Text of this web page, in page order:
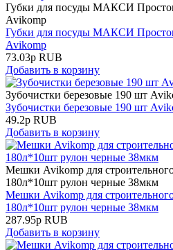
Губки для посуды МАКСИ
Avikomp
Губки для посуды МАКСИ
Avikomp
73.03р RUB
Добавить в корзину
Зубочистки березовые 190 шт
Зубочистки березовые 190 шт
49.2р RUB
Добавить в корзину
Мешки Avikomp для
180л*10шт рулон черные 38мкм
Мешки Avikomp для
180л*10шт рулон черные 38мкм
287.95р RUB
Добавить в корзину